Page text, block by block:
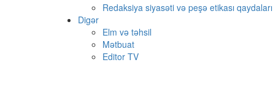
Redaksiya siyasəti və peşə etikası qaydaları
Digər
Elm və təhsil
Mətbuat
Editor TV